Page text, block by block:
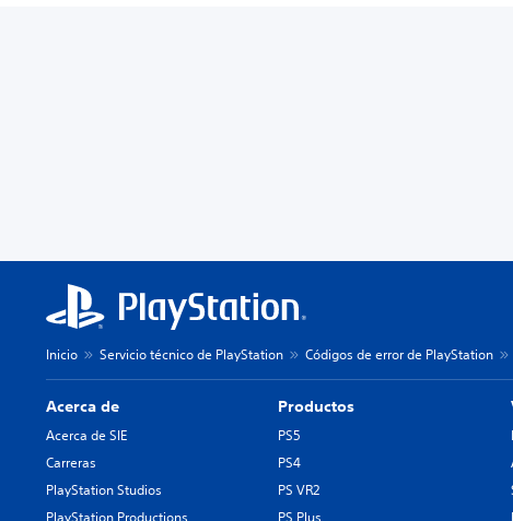
Inicio Servicio técnico de PlayStation Códigos de error de PlayStation
Acerca de
Acerca de SIE
Carreras
PlayStation Studios
PlayStation Productions
Productos
PS5
PS4
PS VR2
PS Plus